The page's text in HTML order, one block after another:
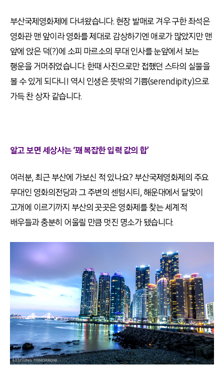
부산국제영화제에 다녀왔습니다. 현장 발매로 겨우 구한 좌석은
영화관 맨 앞이라 영화를 제대로 감상하기엔 애로가 많았지만 맨
앞에 앉은 덕(?)에 소피 마르소의 무대 인사를 눈앞에서 보는
행운을 거머쥐었습니다. 한때 사진으로만 접했던 스타의 실물을
볼 수 있게 되다니! 역시 인생은 뜻밖의 기쁨(serendipity)으로
가득 찬 상자 같습니다.
알고 보면 세상사는 ‘꽤 복잡한 입력 값의 합’
여러분, 최근 부산에 가보신 적 있나요? 부산국제영화제의 주요
무대인 영화의전당과 그 주변의 센텀시티, 해운대에서 달맞이
고개에 이르기까지 부산의 곳곳은 영화제를 찾는 세계적
배우들과 충분히 어울릴 만큼 멋진 명소가 됐습니다.